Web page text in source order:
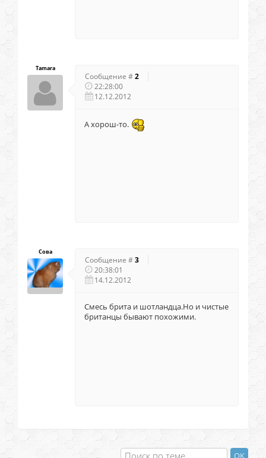
Tamara
Сообщение #2
22:28:00
12.12.2012
А хорош-то.
Сова
Сообщение #3
20:38:01
14.12.2012
Смесь брита и шотландца.Но и чистые
британцы бывают похожими.